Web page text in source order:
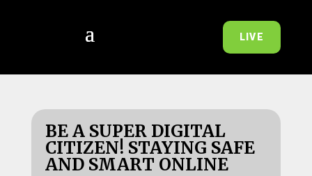
LIVE
BE A SUPER DIGITAL
CITIZEN! STAYING SAFE
AND SMART ONLINE